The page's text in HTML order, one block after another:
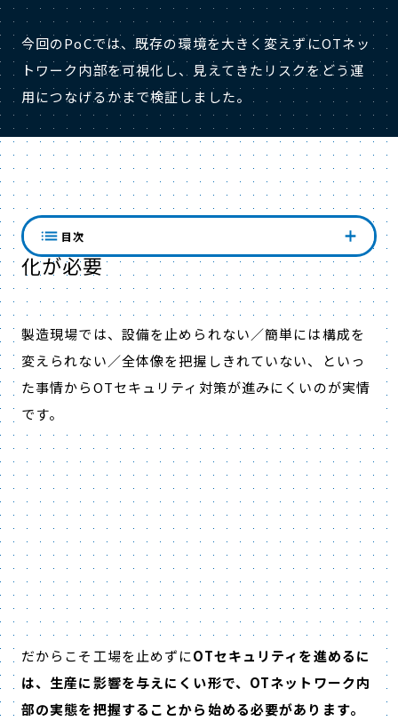
今回のPoCでは、既存の環境を大きく変えずにOTネッ
トワーク内部を可視化し、見えてきたリスクをどう運
用につなげるかまで検証しました。
1．止められない工場では、まず可視
化が必要
製造現場では、設備を止められない／簡単には構成を
変えられない／全体像を把握しきれていない、といっ
た事情からOTセキュリティ対策が進みにくいのが実情
です。
だからこそ工場を止めずにOTセキュリティを進めるに
は、生産に影響を与えにくい形で、OTネットワーク内
部の実態を把握することから始める必要があります。
目次